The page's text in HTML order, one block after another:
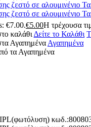
ζεστό σε αλουμινένιο
ζεστό σε αλουμινένιο
€7.00.€5.00Η τρέχουσα
καλάθι Δείτε το Καλάθι
Αγαπημένα Αγαπημένα
τα Αγαπημένα